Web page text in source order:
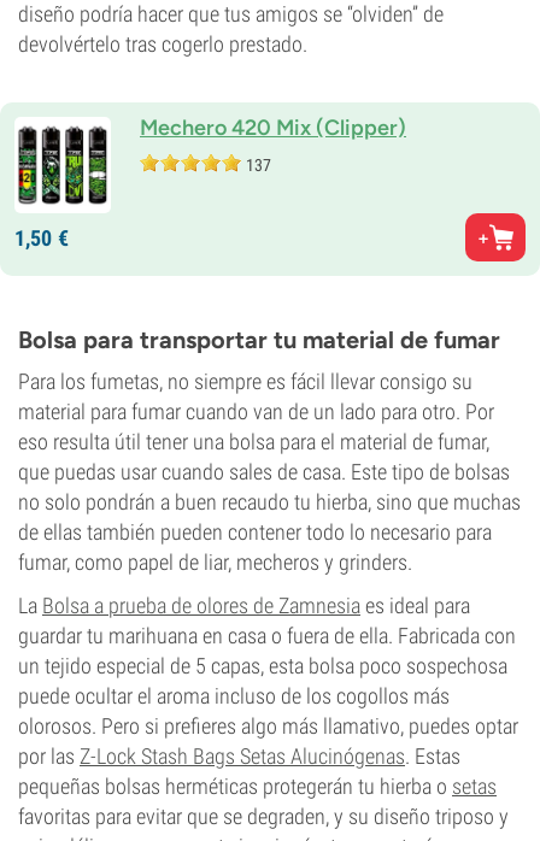
diseño podría hacer que tus amigos se “olviden” de
devolvértelo tras cogerlo prestado.
Mechero 420 Mix (Clipper)
137
1,50 €
Bolsa para transportar tu material de fumar
Para los fumetas, no siempre es fácil llevar consigo su
material para fumar cuando van de un lado para otro. Por
eso resulta útil tener una bolsa para el material de fumar,
que puedas usar cuando sales de casa. Este tipo de bolsas
no solo pondrán a buen recaudo tu hierba, sino que muchas
de ellas también pueden contener todo lo necesario para
fumar, como papel de liar, mecheros y grinders.
La Bolsa a prueba de olores de Zamnesiaes ideal para
guardar tu marihuana en casa o fuera de ella. Fabricada con
un tejido especial de 5 capas, esta bolsa poco sospechosa
puede ocultar el aroma incluso de los cogollos más
olorosos. Pero si prefieres algo más llamativo, puedes optar
por las Z-Lock Stash Bags Setas Alucinógenas. Estas
pequeñas bolsas herméticas protegerán tu hierba o setas
favoritas para evitar que se degraden, y su diseño triposo y